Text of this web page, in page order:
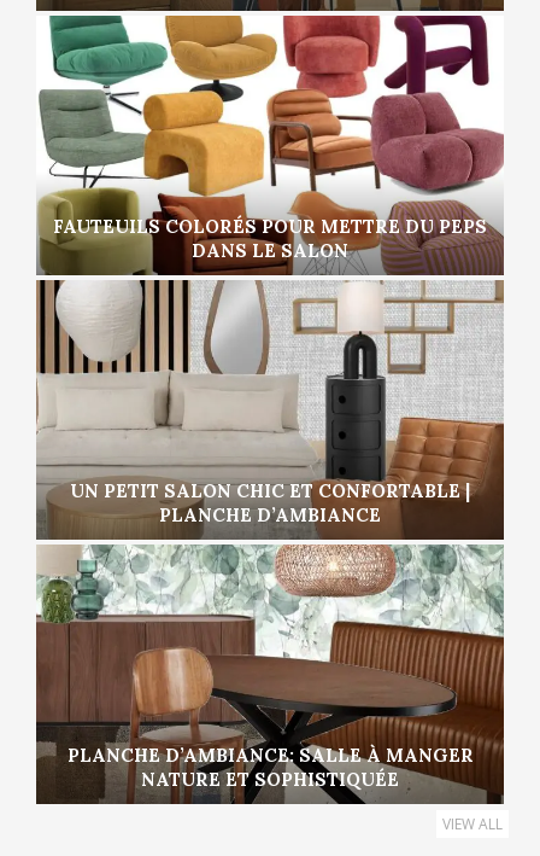
FAUTEUILS COLORÉS POUR METTRE DU PEPS
DANS LE SALON
UN PETIT SALON CHIC ET CONFORTABLE |
PLANCHE D’AMBIANCE
PLANCHE D’AMBIANCE: SALLE À MANGER
NATURE ET SOPHISTIQUÉE
VIEW ALL